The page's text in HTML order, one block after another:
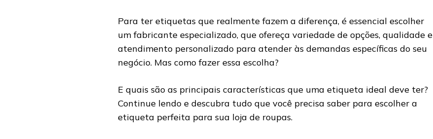
Para ter etiquetas que realmente fazem a diferença, é essencial escolher
um fabricante especializado, que ofereça variedade de opções, qualidade e
atendimento personalizado para atender às demandas específicas do seu
negócio. Mas como fazer essa escolha?
E quais são as principais características que uma etiqueta ideal deve ter?
Continue lendo e descubra tudo que você precisa saber para escolher a
etiqueta perfeita para sua loja de roupas.